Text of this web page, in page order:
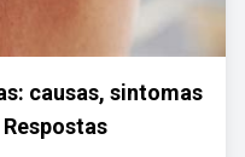
causas, sintomas